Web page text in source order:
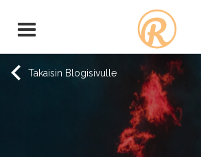
Takaisin Blogisivulle